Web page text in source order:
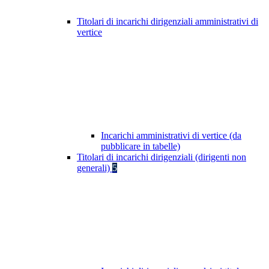
Titolari di incarichi dirigenziali amministrativi di
vertice
Incarichi amministrativi di vertice (da
pubblicare in tabelle)
Titolari di incarichi dirigenziali (dirigenti non
generali) 5